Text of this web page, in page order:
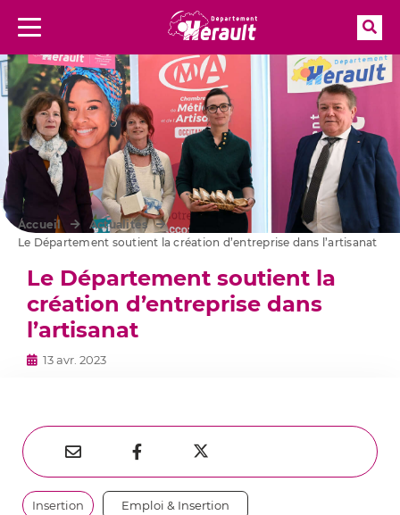
Aller à la recherche
Menu
Le Département soutient la
création d’entreprise dans
l’artisanat
13 avr. 2023
Accueil
Actualités
Le Département soutient la création d’entreprise dans l’artisanat
Partager
par
e-
Partager
sur
Facebook

sur
Twitter
Thématiques
Insertion Emploi & Insertion